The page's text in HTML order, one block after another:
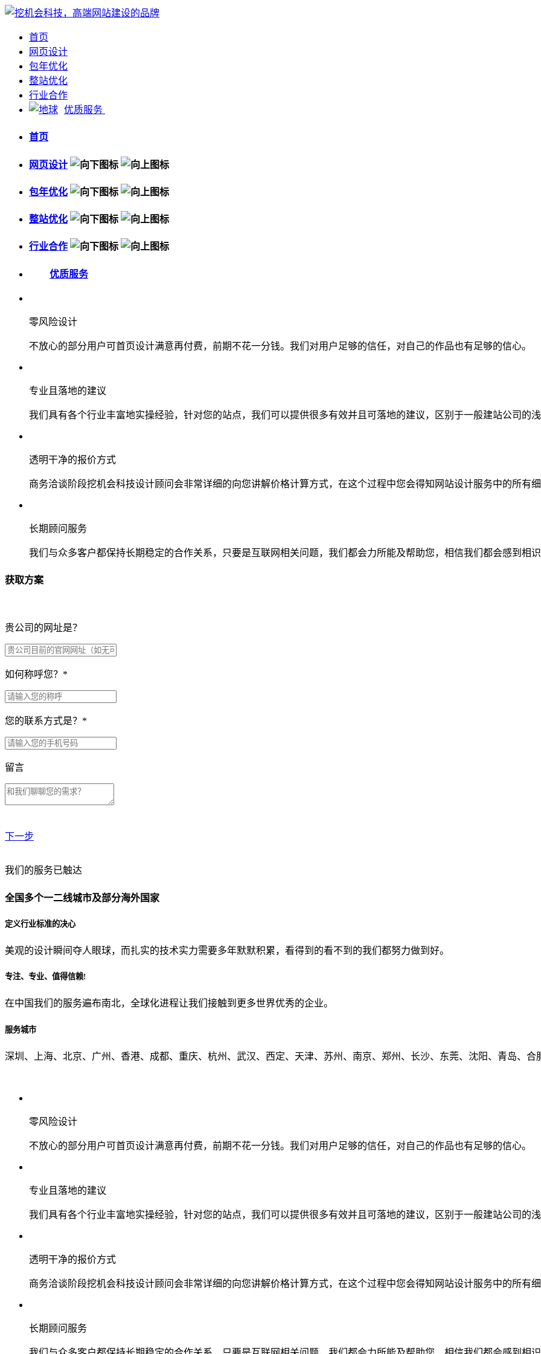
首页
网页设计
包年优化
整站优化
行业合作
优质服务
首页
网页设计
包年优化
整站优化
行业合作
优质服务
零风险设计
不放心的部分用户可首页设计满意再付费，前期不花一分钱。我们对用户足够的信任，对自己的作品也有足够的信心。
专业且落地的建议
我们具有各个行业丰富地实操经验，针对您的站点，我们可以提供很多有效并且可落地的建议，区别于一般建站公司的
透明干净的报价方式
商务洽谈阶段挖机会科技设计顾问会非常详细的向您讲解价格计算方式，在这个过程中您会得知网站设计服务中的所有
长期顾问服务
我们与众多客户都保持长期稳定的合作关系，只要是互联网相关问题，我们都会力所能及帮助您，相信我们都会感到相
获取方案
贵公司的网址是？
如何称呼您？ *
您的联系方式是？ *
留言
下一步
贵公司预算范围是？
贵公司的团队规模是？
从哪里了解到我们？
我们的服务已触达
全国多个一二线城市及部分海外国家
定义行业标准的决心
美观的设计瞬间夺人眼球，而扎实的技术实力需要多年默默积累，看得到的看不到的我们都努力做到好。
专注、专业、值得信赖!
在中国我们的服务遍布南北，全球化进程让我们接触到更多世界优秀的企业。
服务城市
深圳、上海、北京、广州、香港、成都、重庆、杭州、武汉、西定、天津、苏州、南京、郑州、长沙、东莞、沈阳、青岛、合
零风险设计
不放心的部分用户可首页设计满意再付费，前期不花一分钱。我们对用户足够的信任，对自己的作品也有足够的信心。
专业且落地的建议
我们具有各个行业丰富地实操经验，针对您的站点，我们可以提供很多有效并且可落地的建议，区别于一般建站公司的
透明干净的报价方式
商务洽谈阶段挖机会科技设计顾问会非常详细的向您讲解价格计算方式，在这个过程中您会得知网站设计服务中的所有
长期顾问服务